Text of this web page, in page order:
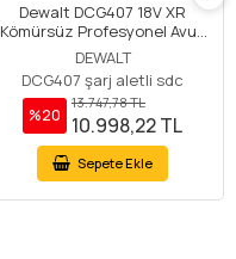
Dewalt DCG407 18V XR
Kömürsüz Profesyonel Avuç
Taşlama Makinesi - Solo
DEWALT
DCG407 şarj aletli sdc
%20
13.747,78 TL
10.998,22 TL
Sepete Ekle